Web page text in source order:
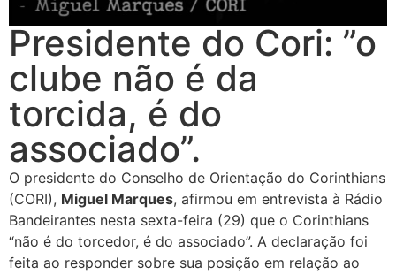
Presidente do Cori: ”o
clube não é da
torcida, é do
associado”.
O presidente do Conselho de Orientação do Corinthians
(CORI), Miguel Marques, afirmou em entrevista à Rádio
Bandeirantes nesta sexta-feira (29) que o Corinthians
“não é do torcedor, é do associado”. A declaração foi
feita ao responder sobre sua posição em relação ao